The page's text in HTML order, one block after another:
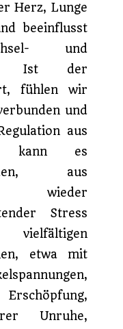
Herz, Lunge
beeinflusst
und
Ist der
fühlen wir
und
aus
kann es
aus
wieder
Stress
etwa mit
Unruhe,